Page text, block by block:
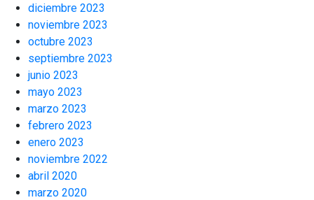
diciembre 2023
noviembre 2023
octubre 2023
septiembre 2023
junio 2023
mayo 2023
marzo 2023
febrero 2023
enero 2023
noviembre 2022
abril 2020
marzo 2020